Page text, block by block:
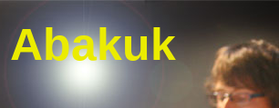
Abakuk